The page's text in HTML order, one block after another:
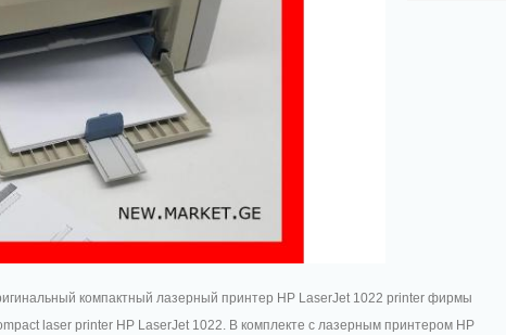
компактный лазерный принтер HP LaserJet 1022 printer фирмы
laser printer HP LaserJet 1022. В комплекте с лазерным принтером HP